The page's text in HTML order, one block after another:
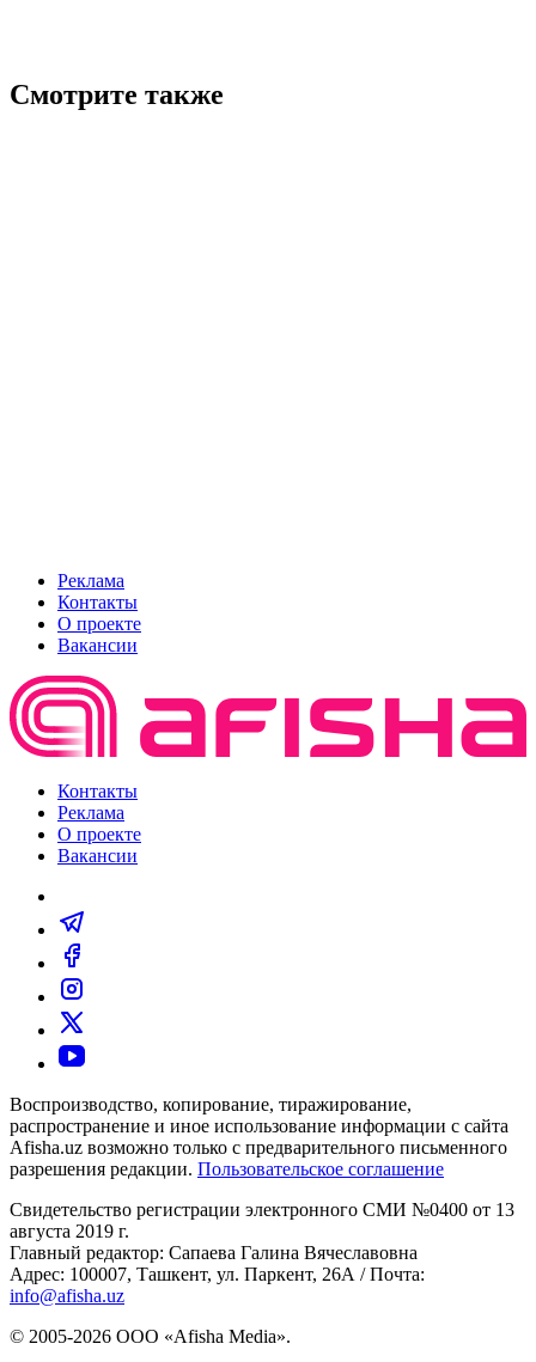
Смотрите также
Реклама
Контакты
О проекте
Вакансии
Контакты
Реклама
О проекте
Вакансии
Воспроизводство, копирование, тиражирование,
распространение и иное использование информации с сайта
Afisha.uz возможно только с предварительного письменного
разрешения редакции. Пользовательское соглашение
Свидетельство регистрации электронного СМИ №0400 от 13
августа 2019 г.
Главный редактор: Сапаева Галина Вячеславовна
Адрес: 100007, Ташкент, ул. Паркент, 26А / Почта:
info@afisha.uz
© 2005-2026 ООО «Afisha Media».